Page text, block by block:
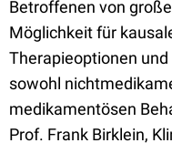
Betroffenen von
Möglichkeit für
Therapieoptionen
sowohl
medikamentösen
Prof. Frank Birklein,